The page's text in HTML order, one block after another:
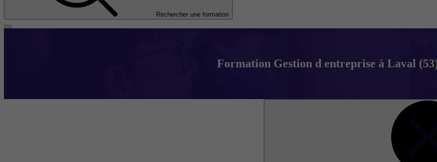
Rechercher une formation
Formation Gestion d entreprise à Laval